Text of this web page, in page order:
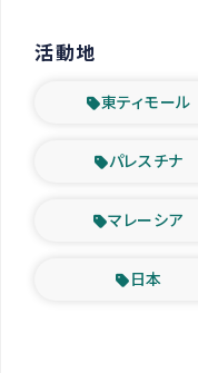
活動地
東ティモール
パレスチナ
マレーシア
日本